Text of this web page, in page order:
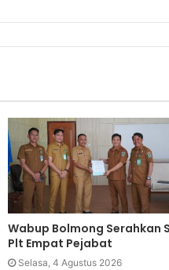
Wabup Bolmong Serahkan
Plt Empat Pejabat
Selasa, 4 Agustus 2026